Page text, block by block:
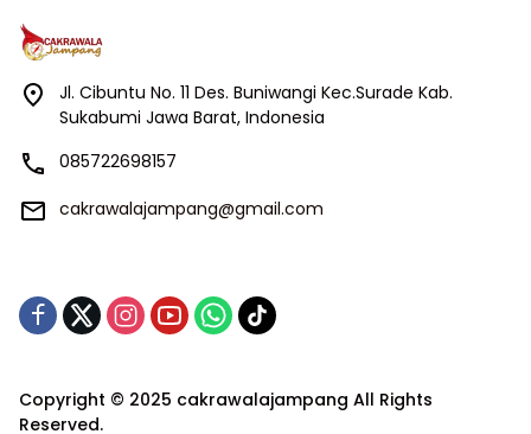
Jl. Cibuntu No. 11 Des. Buniwangi Kec.Surade Kab.
Sukabumi Jawa Barat, Indonesia
085722698157
cakrawalajampang@gmail.com
Copyright © 2025 cakrawalajampang All Rights
Reserved.